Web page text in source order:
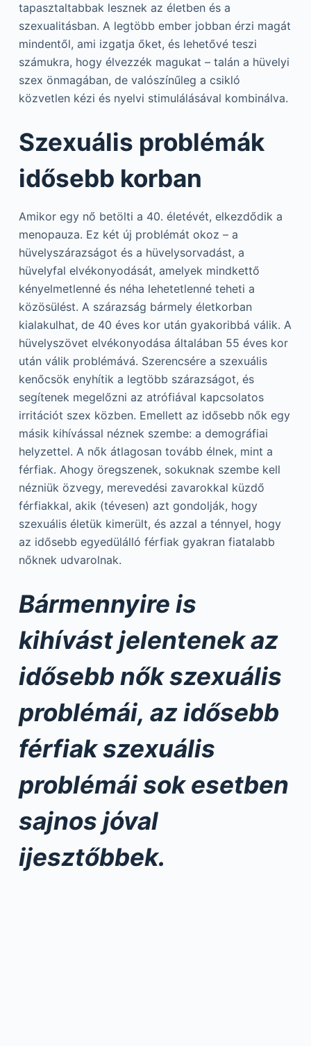
tapasztaltabbak lesznek az életben és a
szexualitásban. A legtöbb ember jobban érzi magát
mindentől, ami izgatja őket, és lehetővé teszi
számukra, hogy élvezzék magukat – talán a hüvelyi
szex önmagában, de valószínűleg a csikló
közvetlen kézi és nyelvi stimulálásával kombinálva.
Szexuális problémák
idősebb korban
Amikor egy nő betölti a 40. életévét, elkezdődik a
menopauza. Ez két új problémát okoz – a
hüvelyszárazságot és a hüvelysorvadást, a
hüvelyfal elvékonyodását, amelyek mindkettő
kényelmetlenné és néha lehetetlenné teheti a
közösülést. A szárazság bármely életkorban
kialakulhat, de 40 éves kor után gyakoribbá válik. A
hüvelyszövet elvékonyodása általában 55 éves kor
után válik problémává. Szerencsére a szexuális
kenőcsök enyhítik a legtöbb szárazságot, és
segítenek megelőzni az atrófiával kapcsolatos
irritációt szex közben. Emellett az idősebb nők egy
másik kihívással néznek szembe: a demográfiai
helyzettel. A nők átlagosan tovább élnek, mint a
férfiak. Ahogy öregszenek, sokuknak szembe kell
nézniük özvegy, merevedési zavarokkal küzdő
férfiakkal, akik (tévesen) azt gondolják, hogy
szexuális életük kimerült, és azzal a ténnyel, hogy
az idősebb egyedülálló férfiak gyakran fiatalabb
nőknek udvarolnak.
Bármennyire is
kihívást jelentenek az
idősebb nők szexuális
problémái, az idősebb
férfiak szexuális
problémái sok esetben
sajnos jóval
ijesztőbbek.